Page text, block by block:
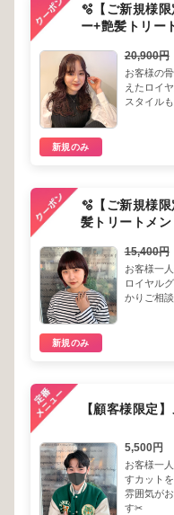
🫧【ご新規様
ー+艶髪トリー
20,900円
お客様の
えたロイ
スタイル
新規のみ
🫧【ご新規様
髪トリートメン
15,400円
お客様一
ロイヤル
かりご相
新規のみ
【顧客様限定
5,500円
お客様一
すカット
雰囲気が
す✂︎